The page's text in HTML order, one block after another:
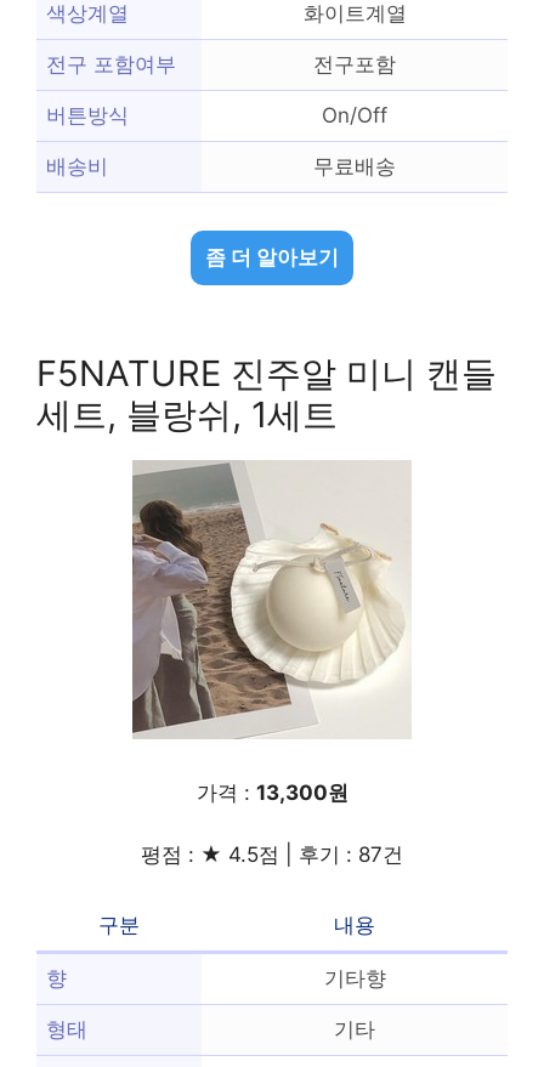
색상계열 화이트계열
전구 포함여부 전구포함
버튼방식 On/Off
배송비 무료배송
좀 더 알아보기
F5NATURE 진주알 미니 캔들
세트, 블랑쉬, 1세트
가격 : 13,300원
평점 : ★ 4.5점 | 후기 : 87건
구분 내용
향 기타향
형태 기타